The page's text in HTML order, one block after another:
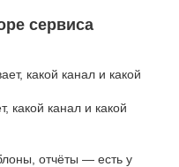
сервиса
какой канал и какой
отчёты ― есть у